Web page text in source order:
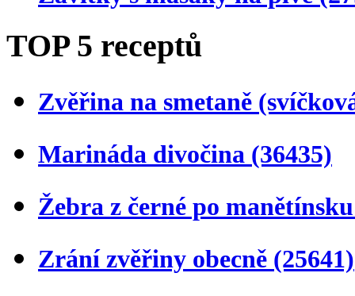
TOP 5 receptů
Zvěřina na smetaně
Marináda divočina (36435)
Žebra z černé po
Zrání zvěřiny obecně (25641)